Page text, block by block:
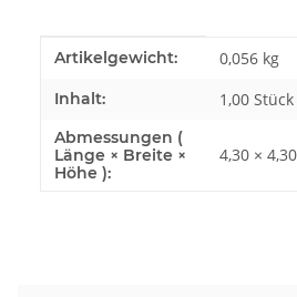
Produkteigenschaft
Wert
Artikelgewicht: 0,056 kg
Inhalt: 1,00 Stück
Abmessungen (
Länge × Breite ×
Höhe ):
4,30 ×